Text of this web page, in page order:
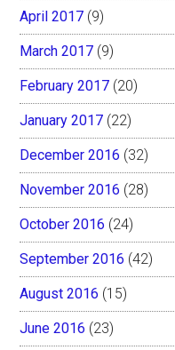
April 2017 (9)
March 2017 (9)
February 2017 (20)
January 2017 (22)
December 2016 (32)
November 2016 (28)
October 2016 (24)
September 2016 (42)
August 2016 (15)
June 2016 (23)